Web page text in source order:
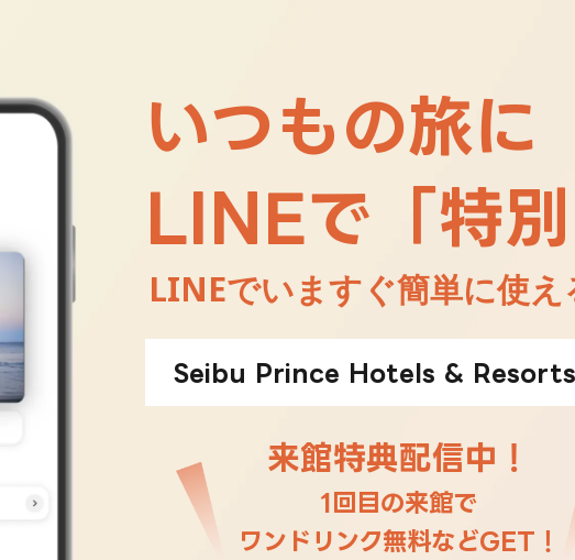
いつもの旅に
LINEで「特別
LINEでいますぐ簡単に使え
Seibu Prince Hotels &
来館特典配信中！
1回目の来館で
ワンドリンク無料などGET！